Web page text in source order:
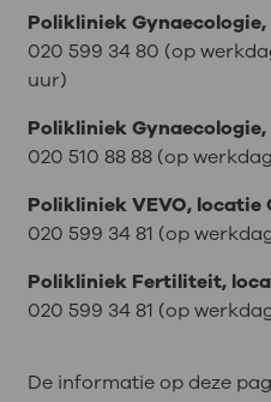
Polikliniek Gynaecologie,
020 599 34 80 (op
uur)
Polikliniek
020 510 88 88 (op
Polikliniek VEVO, locatie
020 599 34 81 (op
Polikliniek Fertiliteit,
020 599 34 81 (op
De informatie op deze